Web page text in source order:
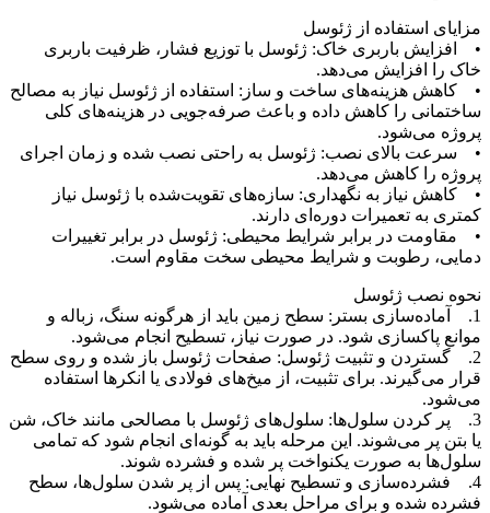
مزایای استفاده از ژئوسل
• افزایش باربری خاک: ژئوسل با توزیع فشار، ظرفیت باربری
خاک را افزایش می‌دهد.
• کاهش هزینه‌های ساخت و ساز: استفاده از ژئوسل نیاز به مصالح
ساختمانی را کاهش داده و باعث صرفه‌جویی در هزینه‌های کلی
پروژه می‌شود.
• سرعت بالای نصب: ژئوسل به راحتی نصب شده و زمان اجرای
پروژه را کاهش می‌دهد.
• کاهش نیاز به نگهداری: سازه‌های تقویت‌شده با ژئوسل نیاز
کمتری به تعمیرات دوره‌ای دارند.
• مقاومت در برابر شرایط محیطی: ژئوسل در برابر تغییرات
دمایی، رطوبت و شرایط محیطی سخت مقاوم است.
نحوه نصب ژئوسل
1. آماده‌سازی بستر: سطح زمین باید از هرگونه سنگ، زباله و
موانع پاکسازی شود. در صورت نیاز، تسطیح انجام می‌شود.
2. گستردن و تثبیت ژئوسل: صفحات ژئوسل باز شده و روی سطح
قرار می‌گیرند. برای تثبیت، از میخ‌های فولادی یا انکرها استفاده
می‌شود.
3. پر کردن سلول‌ها: سلول‌های ژئوسل با مصالحی مانند خاک، شن
یا بتن پر می‌شوند. این مرحله باید به گونه‌ای انجام شود که تمامی
سلول‌ها به صورت یکنواخت پر شده و فشرده شوند.
4. فشرده‌سازی و تسطیح نهایی: پس از پر شدن سلول‌ها، سطح
فشرده شده و برای مراحل بعدی آماده می‌شود.